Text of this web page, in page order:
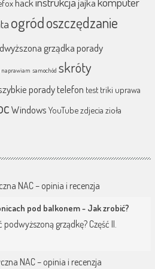
ogródoszczędzanie
grządkaporady
naprawiam samochód skróty
poradytelefon test triki uprawa
Windows YouTubezdjecia zioła
NAC – opinia i recenzja
pod balkonem - Jak zrobić?
grządkę? Część II.
NAC – opinia i recenzja